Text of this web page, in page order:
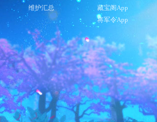
维护汇总
藏宝阁App
将军令App